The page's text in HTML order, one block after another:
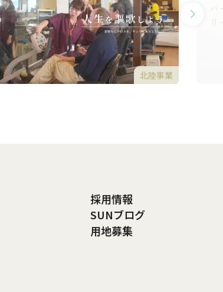
北陸事業
採用情報
SUNブログ
用地募集